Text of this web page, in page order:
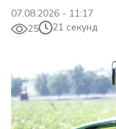
07.08.2026 - 11:17
25
21 секунд